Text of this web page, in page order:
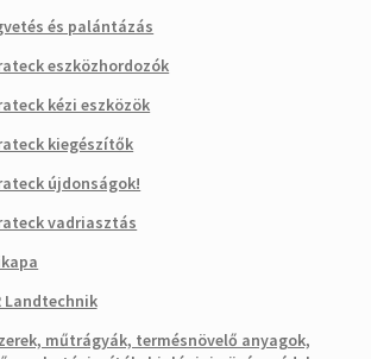
és palántázás
eszközhordozók
kézi eszközök
kiegészítők
újdonságok!
vadriasztás
Landtechnik
műtrágyák, termésnövelő anyagok,